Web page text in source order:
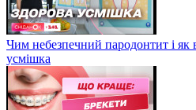
Чим небезпечний пародонтит і як
усмішка